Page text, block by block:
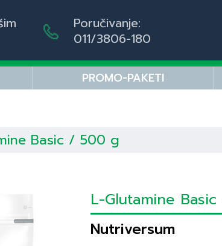
Poručivanje:
011/3806-180
PROMO-PAKETI
Basic / 500 g
L-Glutamine Basic
Nutriversum